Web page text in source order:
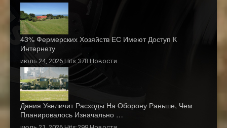
43% Фермерских Хозяйств ЕС Имеют Доступ К
Интернету
июль 24, 2026 Hits:378 Новости
Дания Увеличит Расходы На Оборону Раньше, Чем
Планировалось Изначально …